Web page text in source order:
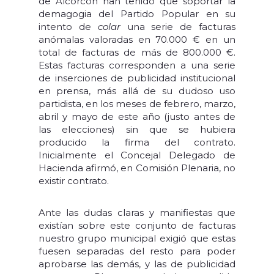
demagogia del Partido Popular en su
intento de colar una serie de facturas
anómalas valoradas en 70.000 € en un
total de facturas de más de 800.000 €.
Estas facturas corresponden a una serie
de inserciones de publicidad institucional
en prensa, más allá de su dudoso uso
partidista, en los meses de febrero, marzo,
abril y mayo de este año (justo antes de
las elecciones) sin que se hubiera
producido la firma del contrato.
Inicialmente el Concejal Delegado de
Hacienda afirmó, en Comisión Plenaria, no
existir contrato.
Ante las dudas claras y manifiestas que
existían sobre este conjunto de facturas
nuestro grupo municipal exigió que estas
fuesen separadas del resto para poder
aprobarse las demás, y las de publicidad